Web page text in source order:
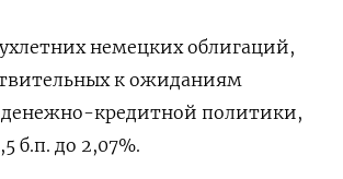
немецких облигаций,
к ​ожиданиям
денежно-‌кредитной политики,
б.п. до 2,07%.